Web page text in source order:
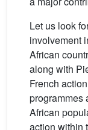
Let us look
involvement
African
along with
French
programmes
African
action within